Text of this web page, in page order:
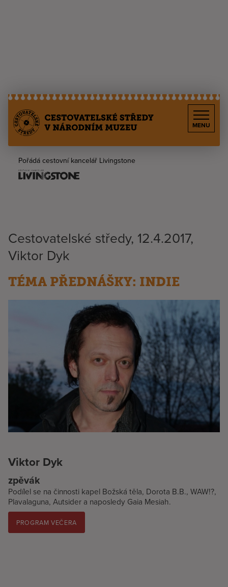
MENU
Pořádá cestovní kancelář Livingstone
Cestovatelské středy, 12.4.2017,
Viktor Dyk
TÉMA PŘEDNÁŠKY: INDIE
Viktor Dyk
zpěvák
Podílel se na činnosti kapel Božská těla, Dorota B.B., WAW!?,
Plavalaguna, Autsider a naposledy Gaia Mesiah.
PROGRAM VEČERA